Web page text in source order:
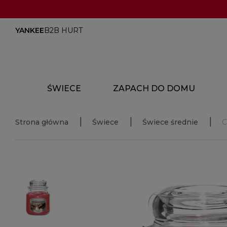
YANKEEB2B HURT
ŚWIECE ZAPACH DO DOMU
Strona główna Świece Świece średnie